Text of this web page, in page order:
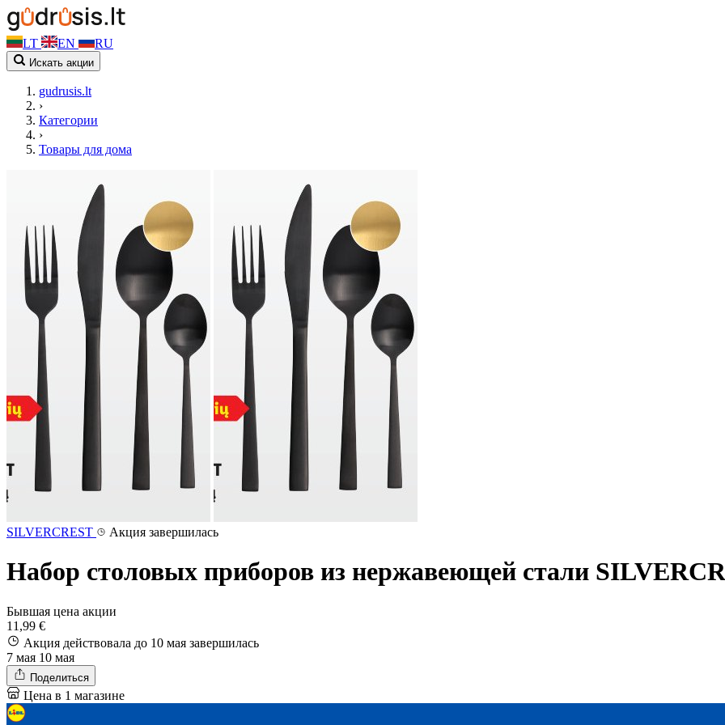
LT EN RU
Искать акции
gudrusis.lt
›
Категории
›
Товары для дома
SILVERCREST Акция завершилась
Набор столовых приборов из нержавеющей стали
Бывшая цена акции
11,99 €
Акция действовала до 10 мая завершилась
7 мая 10 мая
Поделиться
Цена в 1 магазине